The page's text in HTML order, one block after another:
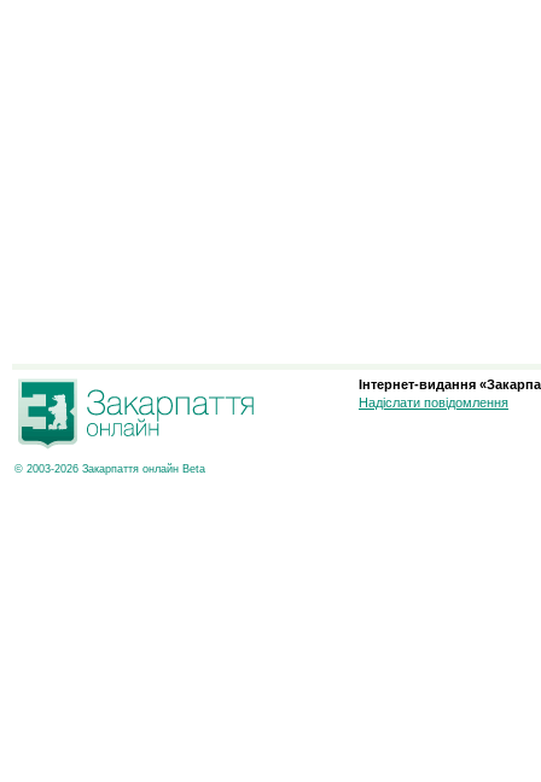
© 2003-2026 Закарпаття онлайн Beta
Інтернет-видання
Надіслати повідомлення